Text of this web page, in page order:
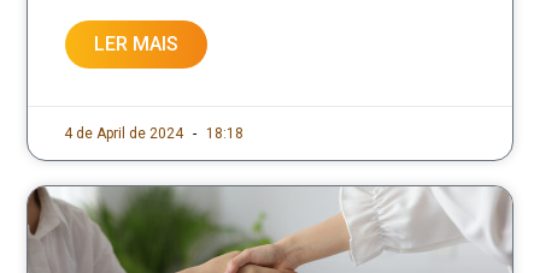
LER MAIS
4 de April de 2024 18:18